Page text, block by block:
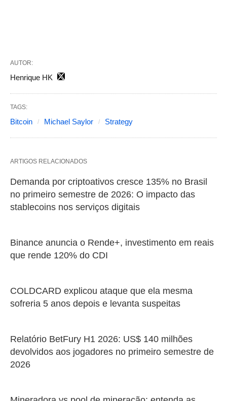
AUTOR:
Henrique HK
TAGS:
Bitcoin Michael Saylor Strategy
ARTIGOS RELACIONADOS
Demanda por criptoativos cresce 135% no Brasil
no primeiro semestre de 2026: O impacto das
stablecoins nos serviços digitais
Binance anuncia o Rende+, investimento em reais
que rende 120% do CDI
COLDCARD explicou ataque que ela mesma
sofreria 5 anos depois e levanta suspeitas
Relatório BetFury H1 2026: US$ 140 milhões
devolvidos aos jogadores no primeiro semestre de
2026